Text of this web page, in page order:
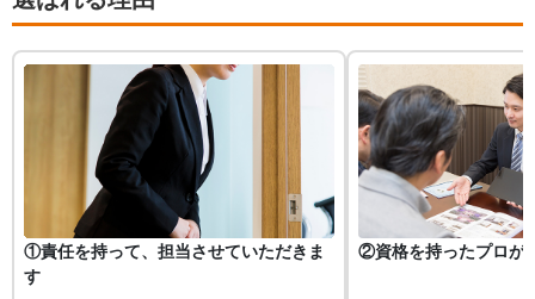
①責任を持って、担当させていただきま
す
②資格を持ったプロが